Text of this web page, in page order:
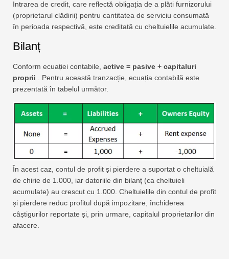
Intrarea de credit, care reflectă obligația de a plăti furnizorului
(proprietarul clădirii) pentru cantitatea de serviciu consumată
în perioada respectivă, este creditată cu cheltuielile acumulate.
Bilanț
Conform ecuației contabile, active = pasive + capitaluri
proprii . Pentru această tranzacție, ecuația contabilă este
prezentată în tabelul următor.
În acest caz, contul de profit și pierdere a suportat o cheltuială
de chirie de 1.000, iar datoriile din bilanț (ca cheltuieli
acumulate) au crescut cu 1.000. Cheltuielile din contul de profit
și pierdere reduc profitul după impozitare, închiderea
câștigurilor reportate și, prin urmare, capitalul proprietarilor din
afacere.